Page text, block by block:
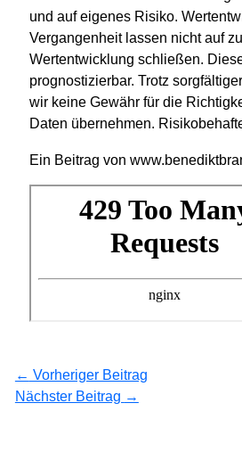
und auf eigenes Risiko.
Vergangenheit lassen nicht auf
Wertentwicklung schließen.
prognostizierbar. Trotz
wir keine Gewähr für die
Daten übernehmen.
Ein Beitrag von
← Vorheriger Beitrag
Nächster Beitrag →